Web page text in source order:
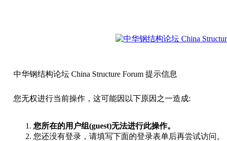
中华钢结构论坛 China Structure Forum 提示信息
您无权进行当前操作，这可能因以下原因之一造成:
您所在的用户组(guest)无法进行此操作。
您还没有登录，请填写下面的登录表单后再尝试访问。